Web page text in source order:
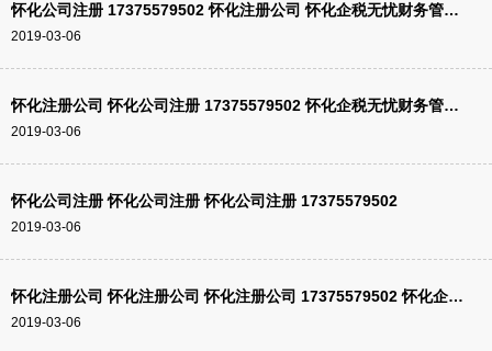
怀化公司注册 17375579502 怀化注册公司 怀化企税无忧财务管理咨询有限公司
2019-03-06
怀化注册公司 怀化公司注册 17375579502 怀化企税无忧财务管理咨询有限公司
2019-03-06
怀化公司注册 怀化公司注册 怀化公司注册 17375579502
2019-03-06
怀化注册公司 怀化注册公司 怀化注册公司 17375579502 怀化企税无忧财务管理咨询有限公司
2019-03-06